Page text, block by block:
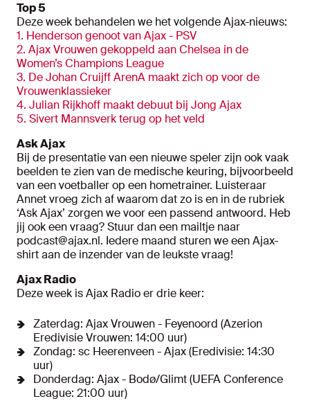
Top 5
Deze week behandelen we het volgende Ajax-nieuws:
1. Henderson genoot van Ajax - PSV
2. Ajax Vrouwen gekoppeld aan Chelsea in de
Women’s Champions League
3. De Johan Cruijff ArenA maakt zich op voor de
Vrouwenklassieker
4. Julian Rijkhoff maakt debuut bij Jong Ajax
5. Sivert Mannsverk terug op het veld
Ask Ajax
Bij de presentatie van een nieuwe speler zijn ook vaak
beelden te zien van de medische keuring, bijvoorbeeld
van een voetballer op een hometrainer. Luisteraar
Annet vroeg zich af waarom dat zo is en in de rubriek
‘Ask Ajax’ zorgen we voor een passend antwoord. Heb
jij ook een vraag? Stuur dan een mailtje naar
podcast@ajax.nl. Iedere maand sturen we een Ajax-
shirt aan de inzender van de leukste vraag!
Ajax Radio
Deze week is Ajax Radio er drie keer:
Zaterdag: Ajax Vrouwen - Feyenoord (Azerion
Eredivisie Vrouwen: 14:00 uur)
Zondag: sc Heerenveen - Ajax (Eredivisie: 14:30
uur)
Donderdag: Ajax - Bodø/Glimt (UEFA Conference
League: 21:00 uur)